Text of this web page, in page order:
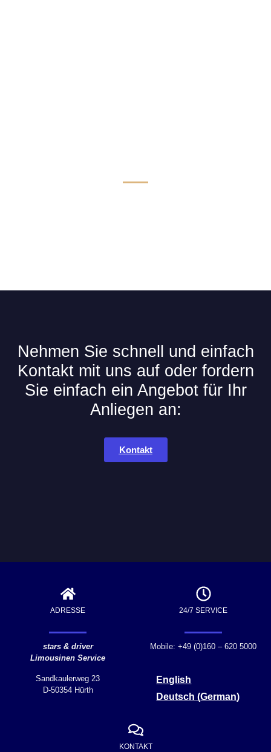
Nehmen Sie schnell und einfach
Kontakt mit uns auf oder fordern
Sie einfach ein Angebot für Ihr
Anliegen an:
Kontakt
ADRESSE
stars & driver
Limousinen Service
Sandkaulerweg 23
D-50354 Hürth
24/7 SERVICE
Mobile: +49 (0)160 – 620 5000
English
Deutsch (German)
KONTAKT